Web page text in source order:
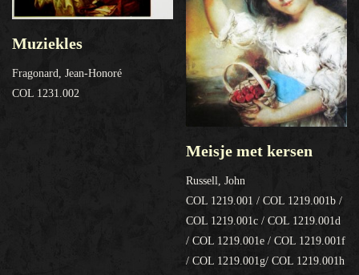
Muziekles
Fragonard, Jean-Honoré
COL 1231.002
Meisje met kersen
Russell, John
COL 1219.001 / COL 1219.001b /
COL 1219.001c / COL 1219.001d
/ COL 1219.001e / COL 1219.001f
/ COL 1219.001g/ COL 1219.001h